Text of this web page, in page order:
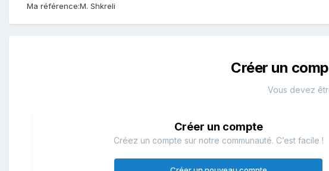
Ma référence:M. Shkreli
Créer un
Vous devez
Créer un compte
Créez un compte sur notre communauté. C’est facile !